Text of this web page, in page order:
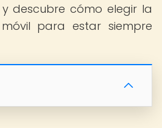
y descubre cómo elegir la
para estar siempre